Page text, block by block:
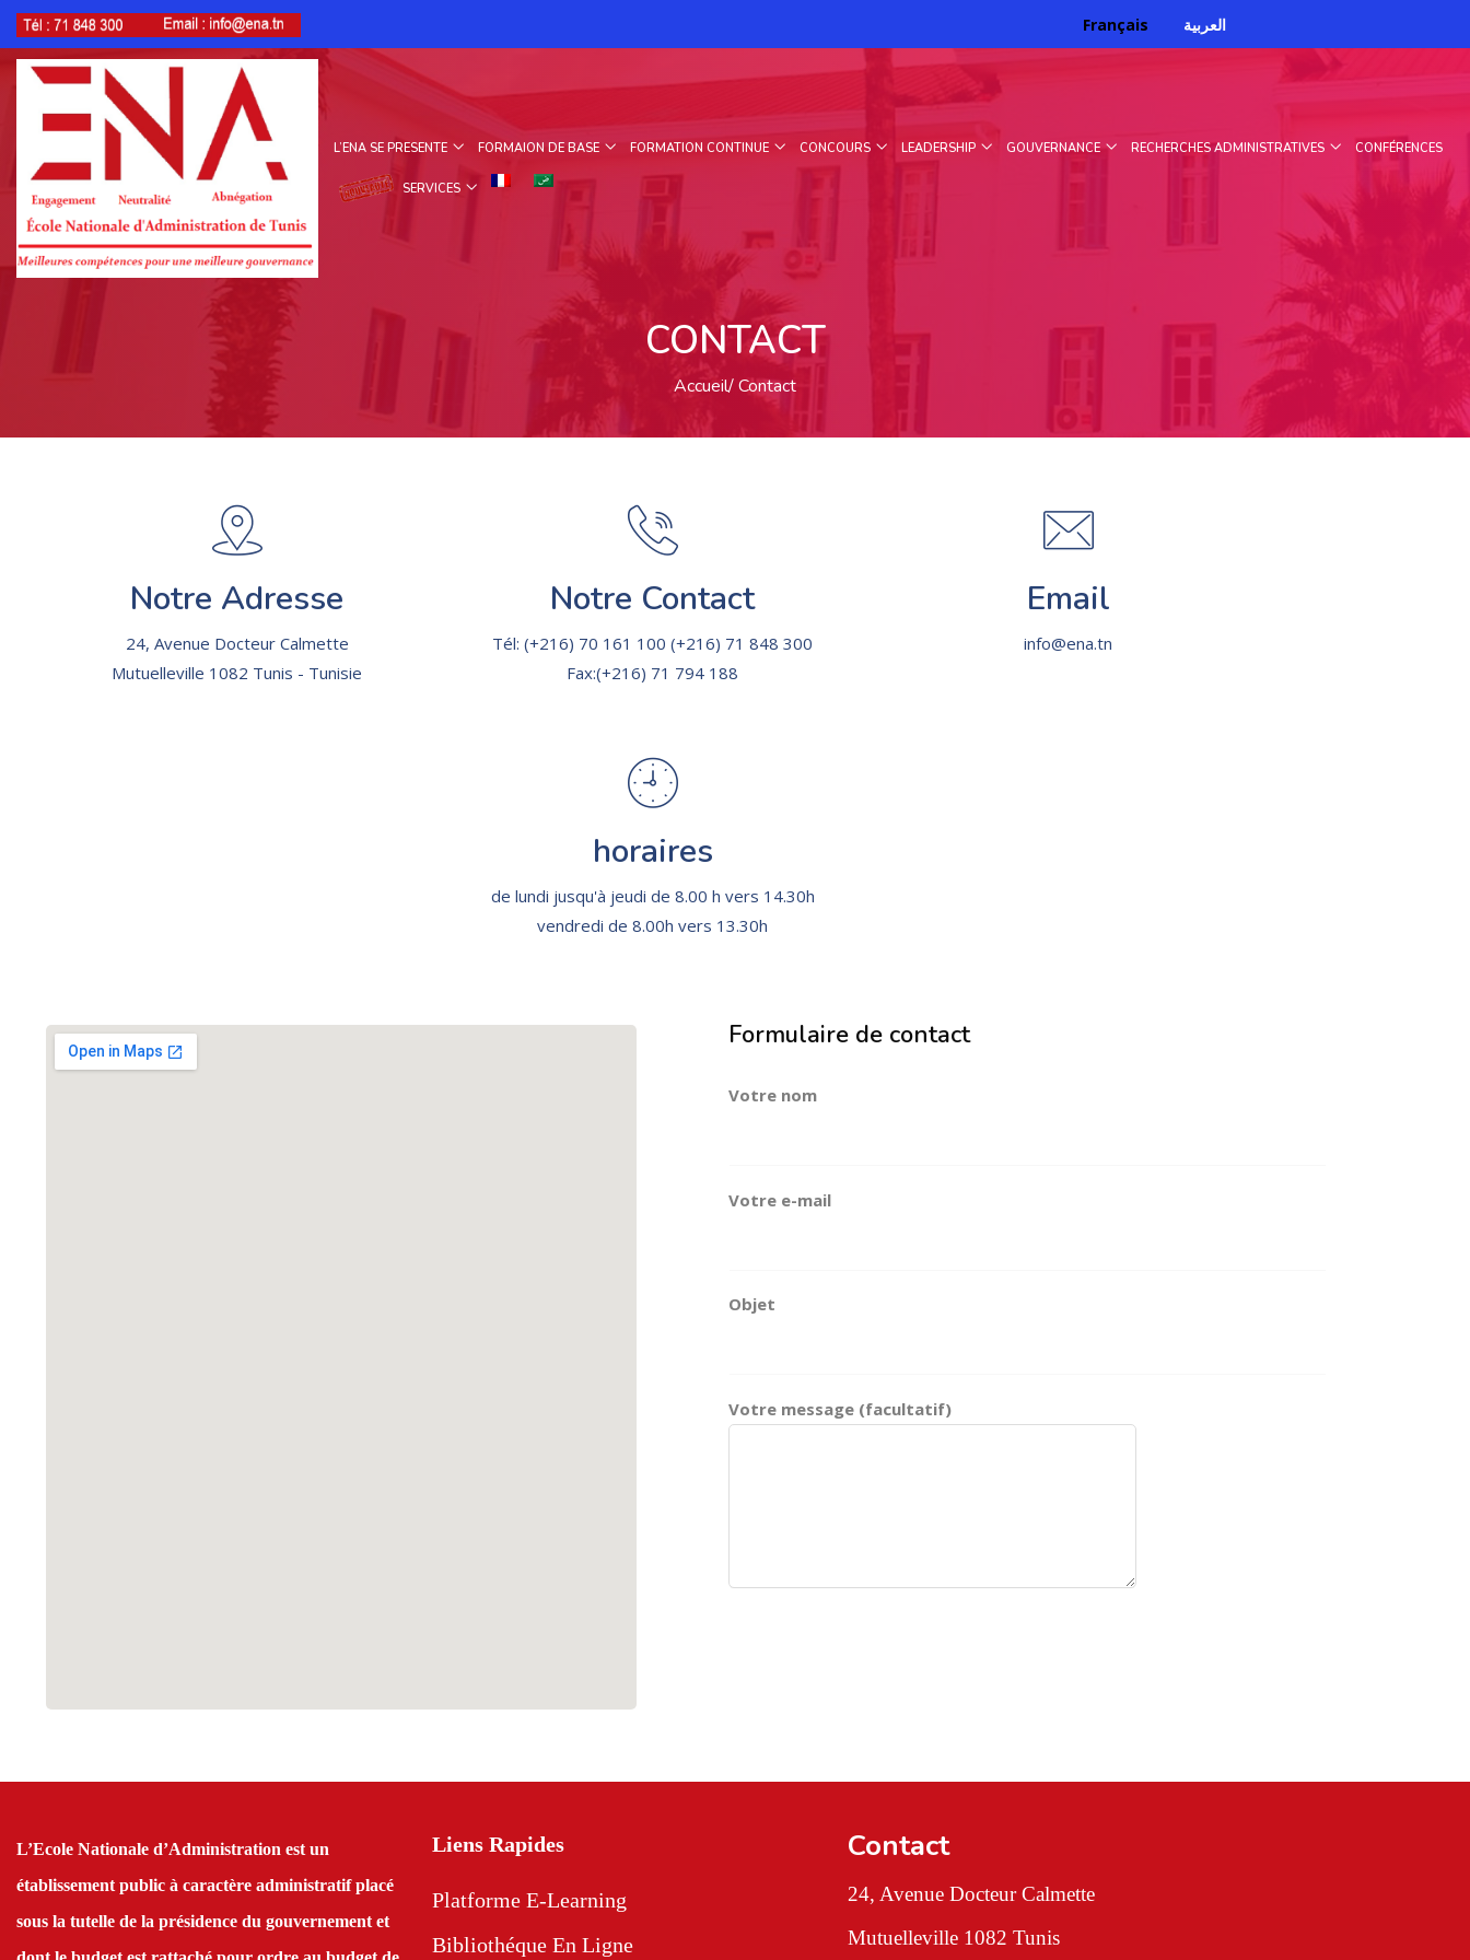
العربية Français
L’ENA SE PRESENTE FORMAION DE BASE FORMATION CONTINUE CONCOURS LEADERSHIP GOUVERNANCE RECHERCHES ADMINISTRATIVES CONFÉRENCES
SERVICES
CONTACT
Accueil Contact
Notre Adresse
24, Avenue Docteur Calmette
Mutuelleville 1082 Tunis - Tunisie
Notre Contact
Tél: (+216) 70 161 100 (+216) 71 848 300
Fax:(+216) 71 794 188
Email
info@ena.tn
horaires
de lundi jusqu'à jeudi de 8.00 h vers 14.30h
vendredi de 8.00h vers 13.30h
Formulaire de contact
Votre nom
Votre e-mail
Objet
Votre message (facultatif)
L’Ecole Nationale d’Administration est un
établissement public à caractère administratif placé
sous la tutelle de la présidence du gouvernement et
Liens Rapides
Platforme E-Learning
Bibliothéque En Ligne
Contact
24, Avenue Docteur Calmette
Mutuelleville 1082 Tunis